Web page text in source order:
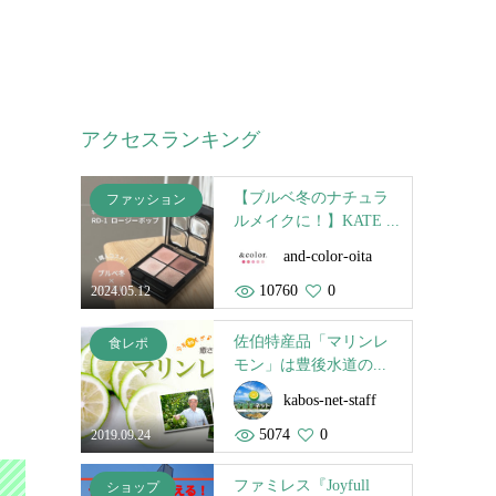
アクセスランキング
2024.05.12
ファッション
【ブルベ冬のナチュラ
ルメイクに！】KATE ...
and-color-oita
10760 0
2019.09.24
食レポ
佐伯特産品「マリンレ
モン」は豊後水道の...
kabos-net-staff
5074 0
ショップ
ファミレス『Joyfull